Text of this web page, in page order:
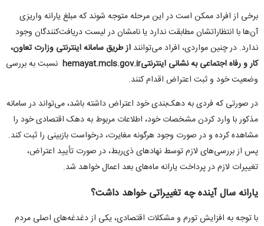
برخی از افراد ممکن است در این مرحله متوجه شوند که مبلغ یارانه واریزی
آن‌ها با انتظاراتشان مطابقت ندارد یا نامشان در لیست دریافت‌کنندگان وجود
ندارد. در چنین مواردی، افراد می‌توانند از طریق سامانه اینترنتی وزارت تعاون،
کار و رفاه اجتماعی به نشانی اینترنتیhemayat.mcls.gov.ir نسبت به بررسی
وضعیت خود و ثبت اعتراض اقدام کنند.
در صورتی که فردی به دهک‌بندی خود اعتراض داشته باشد، می‌تواند در سامانه
مذکور با وارد کردن مشخصات خود، اطلاعات مربوط به دهک اقتصادی خود را
مشاهده کرده و در صورت وجود هرگونه مغایرت، درخواست بازبینی را ثبت کند.
پس از بررسی‌های لازم توسط نهادهای ذی‌ربط، در صورت تأیید اعتراض،
تغییرات لازم در پرداخت یارانه ماه‌های بعد اعمال خواهد شد.
یارانه سال آینده چه تغییراتی خواهد داشت؟
با توجه به افزایش تورم و مشکلات اقتصادی، یکی از دغدغه‌های اصلی مردم